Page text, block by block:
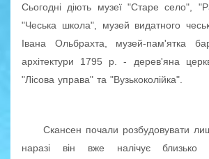
Сьогодні діють музеї "Старе село",
"Чеська школа", музей видатного
Івана Ольбрахта, музей-пам'ятка
архітектури 1795 р. - дерев'яна
"Лісова управа" та "Вузькоколійка".
Скансен почали розбудовувати
наразі він вже налічує